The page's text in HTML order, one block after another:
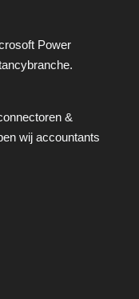
Power
&
wij accountants